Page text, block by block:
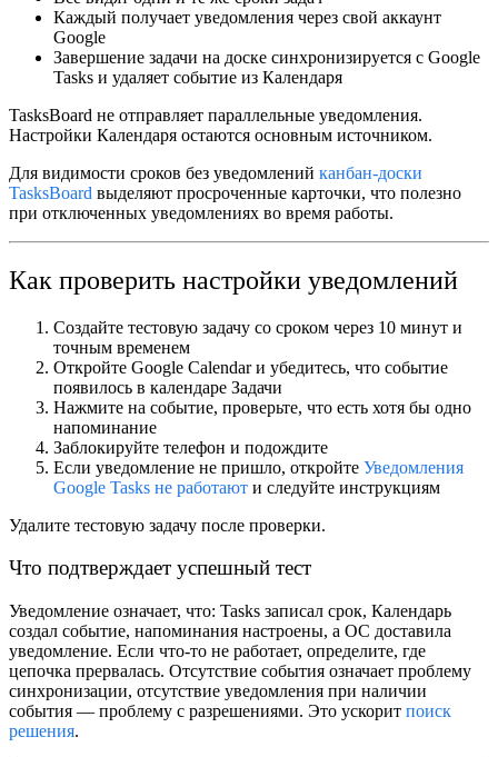
Каждый получает уведомления через свой аккаунт
Google
Завершение задачи на доске синхронизируется с Google
Tasks и удаляет событие из Календаря
TasksBoard не отправляет параллельные уведомления.
Настройки Календаря остаются основным источником.
Для видимости сроков без уведомлений канбан-доски
TasksBoard выделяют просроченные карточки, что полезно
при отключенных уведомлениях во время работы.
Как проверить настройки уведомлений
Создайте тестовую задачу со сроком через 10 минут и
точным временем
Откройте Google Calendar и убедитесь, что событие
появилось в календаре Задачи
Нажмите на событие, проверьте, что есть хотя бы одно
напоминание
Заблокируйте телефон и подождите
Если уведомление не пришло, откройте Уведомления
Google Tasks не работают и следуйте инструкциям
Удалите тестовую задачу после проверки.
Что подтверждает успешный тест
Уведомление означает, что: Tasks записал срок, Календарь
создал событие, напоминания настроены, а ОС доставила
уведомление. Если что-то не работает, определите, где
цепочка прервалась. Отсутствие события означает проблему
синхронизации, отсутствие уведомления при наличии
события — проблему с разрешениями. Это ускорит поиск
решения.